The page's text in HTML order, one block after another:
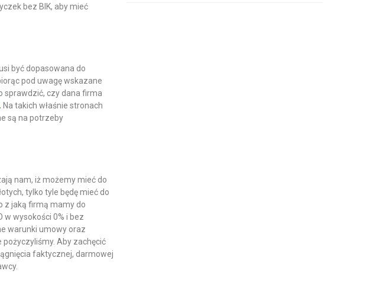
bez BIK, aby mieć
być dopasowana do
pod uwagę wskazane
sprawdzić, czy dana firma
Na takich właśnie stronach
są na potrzeby
nam, iż możemy mieć do
tylko tyle będę mieć do
z jaką firmą mamy do
wysokości 0% i bez
warunki umowy oraz
Aby zachęcić
faktycznej, darmowej